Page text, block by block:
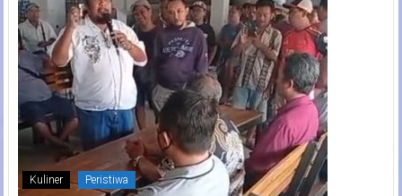
Kuliner Peristiwa